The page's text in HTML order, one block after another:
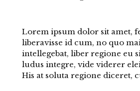
Lorem ipsum dolor sit amet,
liberavisse id cum, no quo
intellegebat, liber regione eu
ludus integre, vide viderer
His at soluta regione diceret,